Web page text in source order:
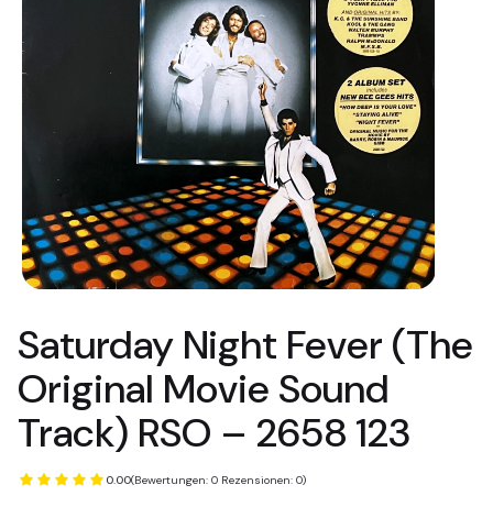
Saturday Night Fever (The
Original Movie Sound
Track) RSO – 2658 123
0.00(Bewertungen: 0 Rezensionen: 0)